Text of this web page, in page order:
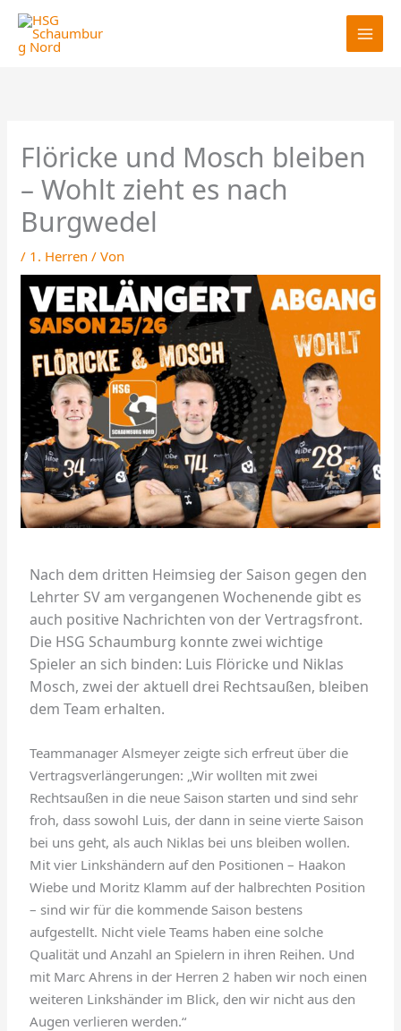
Zum
Inhalt
springen
Flöricke und Mosch bleiben
– Wohlt zieht es nach
Burgwedel
/ 1. Herren / Von
Nach dem dritten Heimsieg der Saison gegen den
Lehrter SV am vergangenen Wochenende gibt es
auch positive Nachrichten von der Vertragsfront.
Die HSG Schaumburg konnte zwei wichtige
Spieler an sich binden: Luis Flöricke und Niklas
Mosch, zwei der aktuell drei Rechtsaußen, bleiben
dem Team erhalten.
Teammanager Alsmeyer zeigte sich erfreut über die
Vertragsverlängerungen: „Wir wollten mit zwei
Rechtsaußen in die neue Saison starten und sind sehr
froh, dass sowohl Luis, der dann in seine vierte Saison
bei uns geht, als auch Niklas bei uns bleiben wollen.
Mit vier Linkshändern auf den Positionen – Haakon
Wiebe und Moritz Klamm auf der halbrechten Position
– sind wir für die kommende Saison bestens
aufgestellt. Nicht viele Teams haben eine solche
Qualität und Anzahl an Spielern in ihren Reihen. Und
mit Marc Ahrens in der Herren 2 haben wir noch einen
weiteren Linkshänder im Blick, den wir nicht aus den
Augen verlieren werden.“